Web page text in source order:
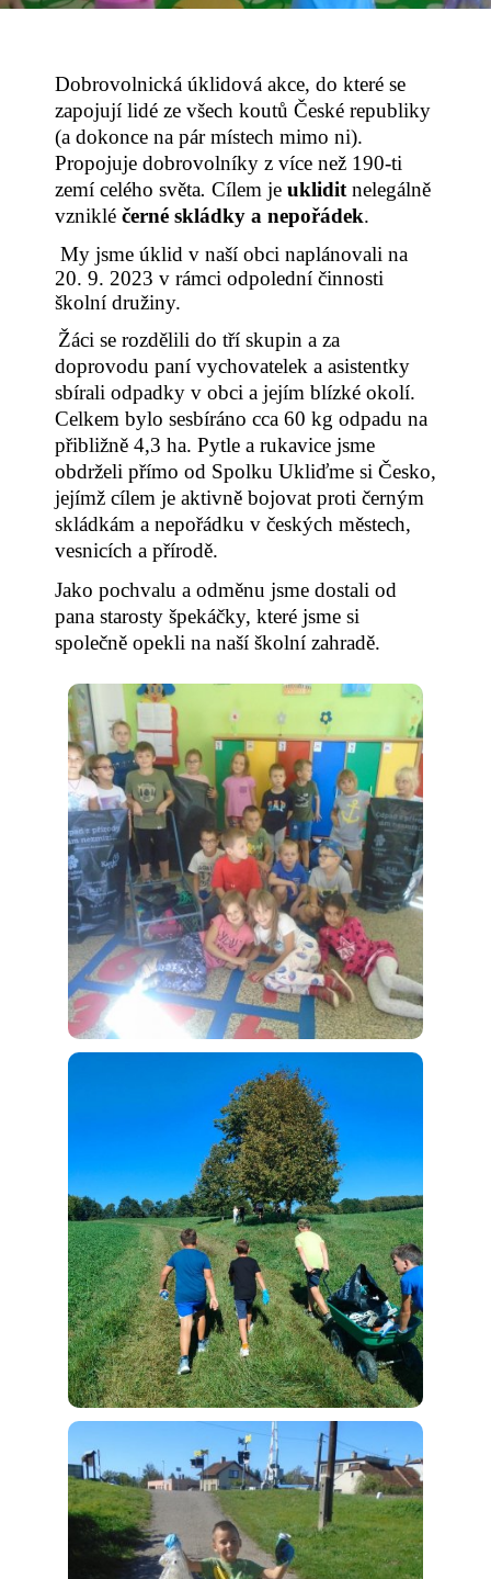
Dobrovolnická úklidová akce, do které se
zapojují lidé ze všech koutů České republiky
(a dokonce na pár místech mimo ni).
Propojuje dobrovolníky z více než 190-ti
zemí celého světa. Cílem je uklidit nelegálně
vzniklé černé skládky a nepořádek.
My jsme úklid v naší obci naplánovali na
20. 9. 2023 v rámci odpolední činnosti
školní družiny.
Žáci se rozdělili do tří skupin a za
doprovodu paní vychovatelek a asistentky
sbírali odpadky v obci a jejím blízké okolí.
Celkem bylo sesbíráno cca 60 kg odpadu na
přibližně 4,3 ha. Pytle a rukavice jsme
obdrželi přímo od Spolku Ukliďme si Česko,
jejímž cílem je aktivně bojovat proti černým
skládkám a nepořádku v českých městech,
vesnicích a přírodě.
Jako pochvalu a odměnu jsme dostali od
pana starosty špekáčky, které jsme si
společně opekli na naší školní zahradě.